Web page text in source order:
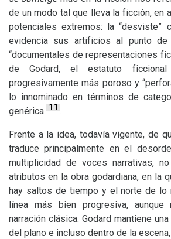
de un modo tal que lleva la ficción, en
potenciales extremos: la “desviste”
evidencia sus artificios al punto de
“documentales de representaciones
de Godard, el estatuto
progresivamente más poroso y
lo innominado en términos de
genérica 11 .
Frente a la idea, todavía vigente, de
traduce principalmente en el
multiplicidad de voces narrativas,
atributos en la obra godardiana, en la
hay saltos de tiempo y el norte de lo
línea más bien progresiva,
narración clásica. Godard mantiene
del plano e incluso dentro de la